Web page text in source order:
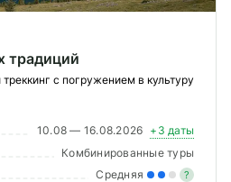
традиций
с погружением в культуру
10.08 — 16.08.2026 +3 даты
Комбинированные туры
Средняя ?